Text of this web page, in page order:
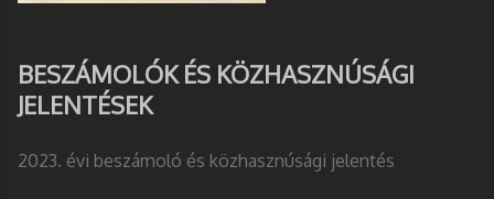
BESZÁMOLÓK ÉS KÖZHASZNÚSÁGI
JELENTÉSEK
2023. évi beszámoló és közhasznúsági jelentés